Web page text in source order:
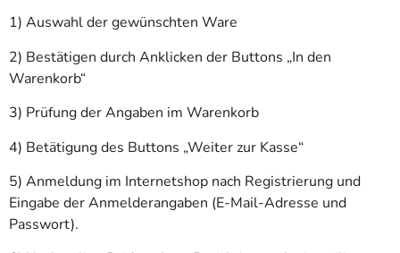
1) Auswahl der gewünschten Ware
2) Bestätigen durch Anklicken der Buttons „In den
Warenkorb“
3) Prüfung der Angaben im Warenkorb
4) Betätigung des Buttons „Weiter zur Kasse“
5) Anmeldung im Internetshop nach Registrierung und
Eingabe der Anmelderangaben (E-Mail-Adresse und
Passwort).